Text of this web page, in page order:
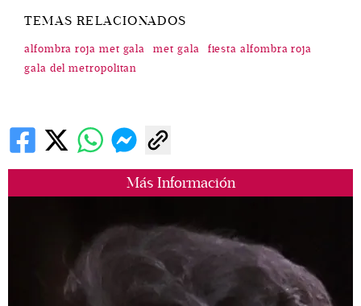
Más Información
TEMAS RELACIONADOS
alfombra roja met gala met gala
fiesta alfombra roja
gala del metropolitan